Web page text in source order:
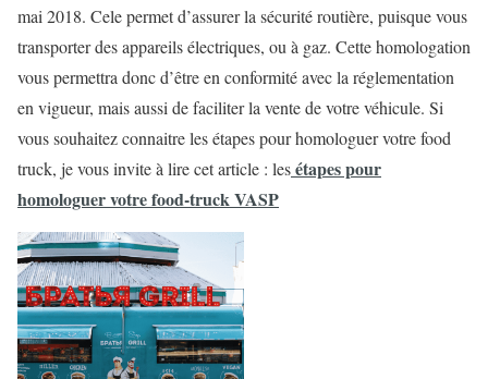
mai 2018. Cele permet d’assurer la sécurité routière, puisque vous
transporter des appareils électriques, ou à gaz. Cette homologation
vous permettra donc d’être en conformité avec la réglementation
en vigueur, mais aussi de faciliter la vente de votre véhicule. Si
vous souhaitez connaitre les étapes pour homologuer votre food
truck, je vous invite à lire cet article : lesétapes pour
homologuer votre food-truck VASP